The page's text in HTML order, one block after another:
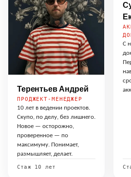
Терентьев Андрей
ПРОДЖЕКТ-МЕНЕДЖЕР
10 лет в ведении проектов.
Скупо, по делу, без лишнего.
Новое — осторожно,
проверенное — по
максимуму. Понимает,
размышляет, делает.
Стаж 10 лет
С